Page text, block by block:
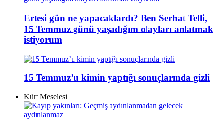
Ertesi gün ne yapacaklardı? Ben Serhat Telli,
15 Temmuz günü yaşadığım olayları anlatmak
istiyorum
15 Temmuz’u kimin yaptığı sonuçlarında gizli
Kürt Meselesi